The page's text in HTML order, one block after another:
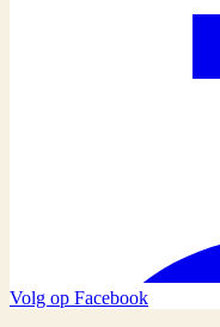
Volg op Facebook